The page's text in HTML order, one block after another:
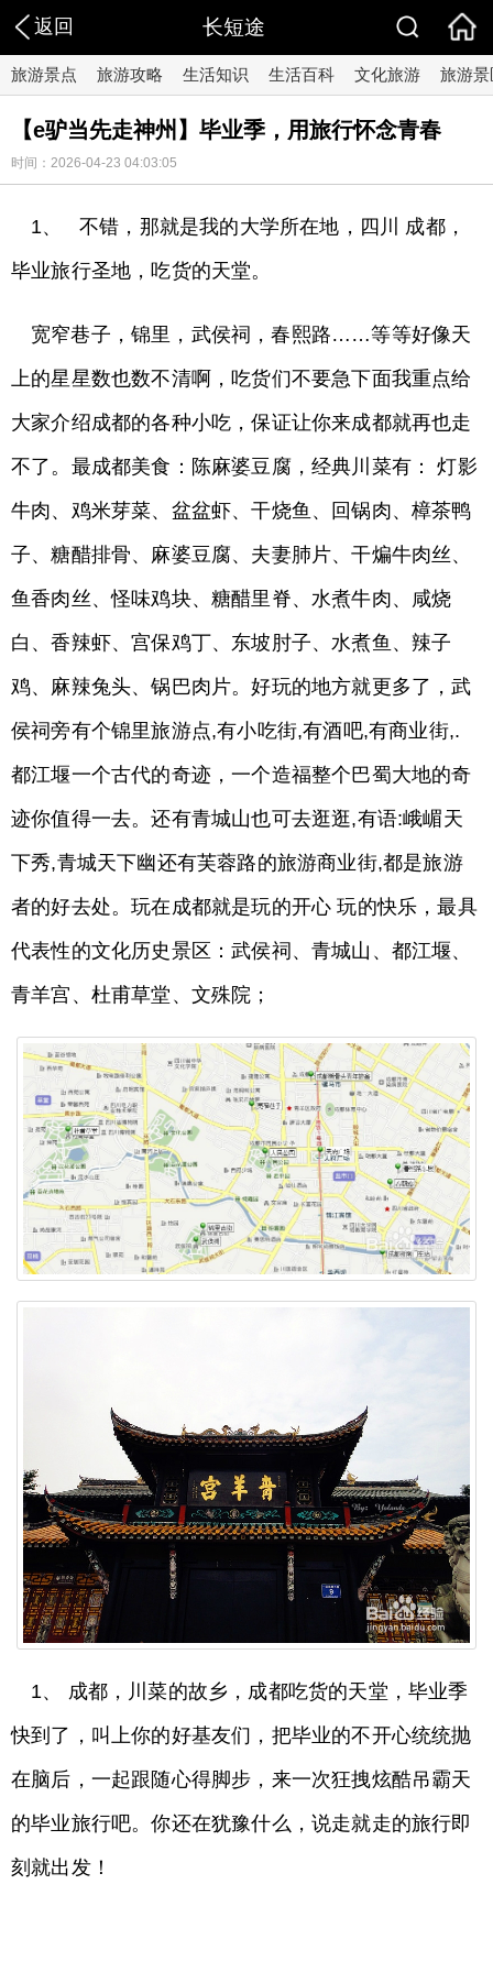
返回 长短途
旅游景点 旅游攻略 生活知识 生活百科 文化旅游 旅游景
【e驴当先走神州】毕业季，用旅行怀念青春
时间：2026-04-23 04:03:05
1、 不错，那就是我的大学所在地，四川 成都，
毕业旅行圣地，吃货的天堂。
宽窄巷子，锦里，武侯祠，春熙路……等等好像天
上的星星数也数不清啊，吃货们不要急下面我重点给
大家介绍成都的各种小吃，保证让你来成都就再也走
不了。最成都美食：陈麻婆豆腐，经典川菜有： 灯影
牛肉、鸡米芽菜、盆盆虾、干烧鱼、回锅肉、樟茶鸭
子、糖醋排骨、麻婆豆腐、夫妻肺片、干煸牛肉丝、
鱼香肉丝、怪味鸡块、糖醋里脊、水煮牛肉、咸烧
白、香辣虾、宫保鸡丁、东坡肘子、水煮鱼、辣子
鸡、麻辣兔头、锅巴肉片。好玩的地方就更多了，武
侯祠旁有个锦里旅游点,有小吃街,有酒吧,有商业街,.
都江堰一个古代的奇迹，一个造福整个巴蜀大地的奇
迹你值得一去。还有青城山也可去逛逛,有语:峨嵋天
下秀,青城天下幽还有芙蓉路的旅游商业街,都是旅游
者的好去处。玩在成都就是玩的开心 玩的快乐，最具
代表性的文化历史景区：武侯祠、青城山、都江堰、
青羊宫、杜甫草堂、文殊院；
1、 成都，川菜的故乡，成都吃货的天堂，毕业季
快到了，叫上你的好基友们，把毕业的不开心统统抛
在脑后，一起跟随心得脚步，来一次狂拽炫酷吊霸天
的毕业旅行吧。你还在犹豫什么，说走就走的旅行即
刻就出发！